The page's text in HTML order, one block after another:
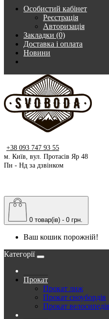
Особистий кабінет
Реєстрація
Авторизація
Закладки (0)
Доставка і оплата
Новини
+38 093 747 93 55
м. Київ, вул. Протасів Яр 48
Пн - Нд за дзвінком
0 товар(ів) - 0 грн.
Ваш кошик порожній!
Категорії
Прокат
Прокат лиж
Прокат сноубордів
Прокат велосипедів